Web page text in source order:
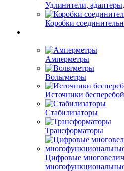
Удлинители,
Коробки
Амперметры
Вольтметры
Источники
Стабилизаторы
Трансформаторы
Цифровые